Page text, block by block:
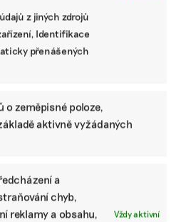
z jiných zdrojů
Identifikace
přenášených
o zeměpisné poloze,
aktivně vyžádaných
a
chyb,
reklamy a obsahu,
Vždy aktivní